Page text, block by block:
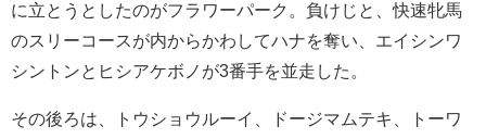
に立とうとしたのがフラワーパーク。負けじと、快速牝馬
のスリーコースが内からかわしてハナを奪い、エイシンワ
シントンとヒシアケボノが3番手を並走した。
その後ろは、トウショウルーイ、ドージマムテキ、トーワ